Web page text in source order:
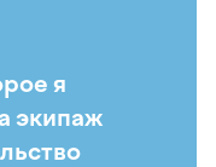
я
экипаж